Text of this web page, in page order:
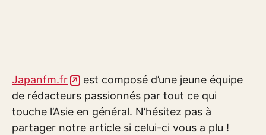
Japanfm.fr
est composé d’une jeune équipe
de rédacteurs passionnés par tout ce qui
touche l’Asie en général. N’hésitez pas à
partager notre article si celui-ci vous a plu !